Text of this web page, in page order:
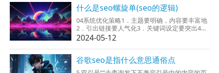
网站带来流量。大家都知道互联网上，无论是
网站、淘宝店铺都必须...
什么是seo螺旋单(seo的逻辑)
04系统优化策略1．主题要明确，内容要丰富地
2．引出链接要人气化3．关键词设定要突出4．
网站架构层次要非常清晰5．页面容量要合理化
6．网站导航要清晰化7．网站查找要更新05意
义1．不断网络的发展，网站的数量已经数以亿
计，互联网上的信息量呈...
2024-05-12
谷歌seo是指什么意思通俗点